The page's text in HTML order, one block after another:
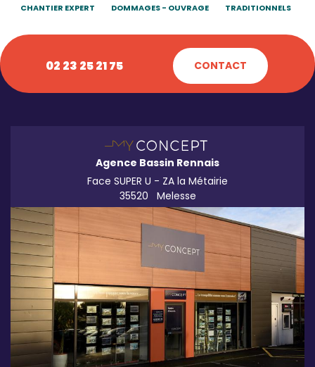
CHANTIER EXPERT
DOMMAGES - OUVRAGE
TRADITIONNELS
02 23 25 21 75 CONTACT
Agence Bassin Rennais
Face SUPER U - ZA la Métairie
35520
Melesse